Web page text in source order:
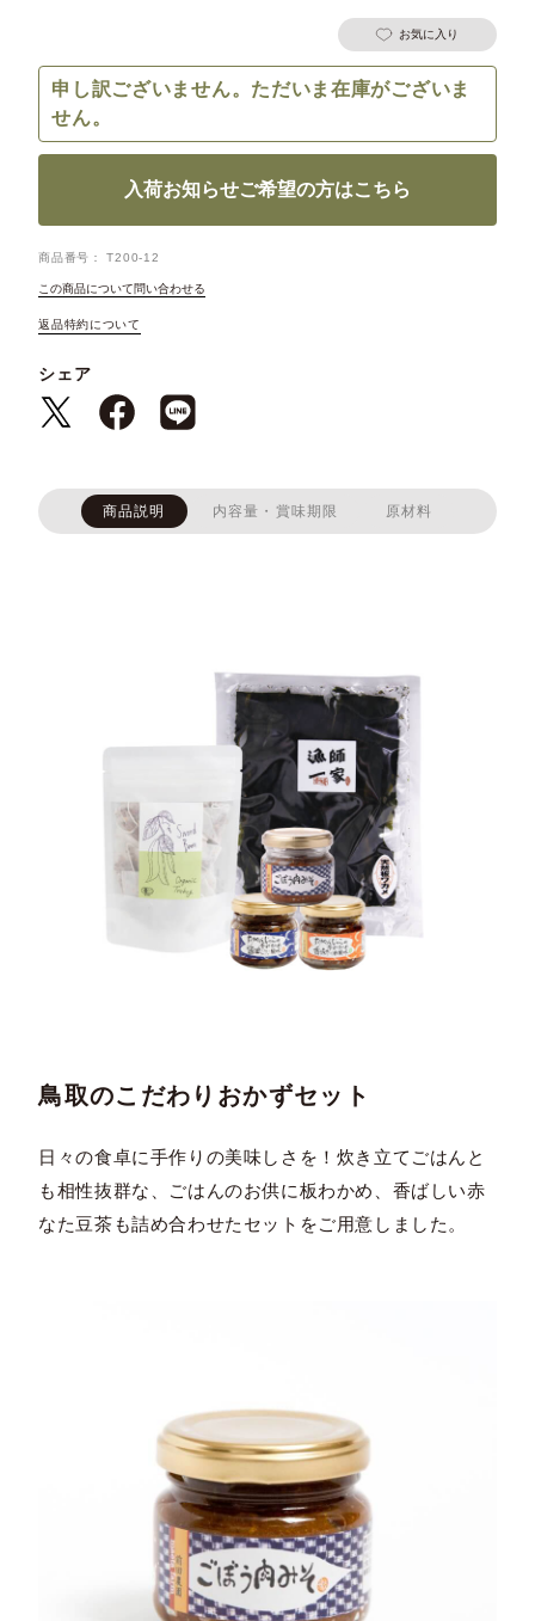
お気に入り
申し訳ございません。ただいま在庫がございま
せん。
入荷お知らせご希望の方はこちら
商品番号 T200-12
この商品について問い合わせる
返品特約について
シェア
商品説明 内容量・賞味期限 原材料
鳥取のこだわりおかずセット
日々の食卓に手作りの美味しさを！炊き立てごはんと
も相性抜群な、ごはんのお供に板わかめ、香ばしい赤
なた豆茶も詰め合わせたセットをご用意しました。